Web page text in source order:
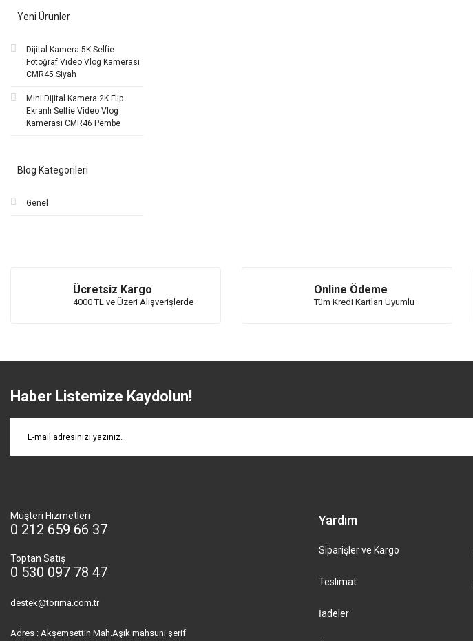
Yeni Ürünler
Dijital Kamera 5K Selfie
Fotoğraf Video Vlog Kamerası
CMR45 Siyah
Mini Dijital Kamera 2K Flip
Ekranlı Selfie Video Vlog
Kamerası CMR46 Pembe
Blog Kategorileri
Genel
Ücretsiz Kargo
4000 TL ve Üzeri Alışverişlerde
Online Ödeme
Tüm Kredi Kartları Uyumlu
Haber Listemize Kaydolun!
Müşteri Hizmetleri
0 212 659 66 37
Toptan Satış
0 530 097 78 47
destek@torima.com.tr
Adres : Akşemsettin Mah.Aşık mahsuni şerif
Yardım
Siparişler ve Kargo
Teslimat
İadeler